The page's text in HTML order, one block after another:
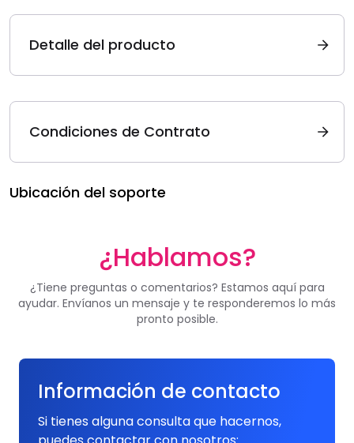
Detalle del producto
Condiciones de Contrato
Ubicación del soporte
¿Hablamos?
¿Tiene preguntas o comentarios? Estamos aquí para
ayudar. Envíanos un mensaje y te responderemos lo más
pronto posible.
Información de contacto
Si tienes alguna consulta que hacernos,